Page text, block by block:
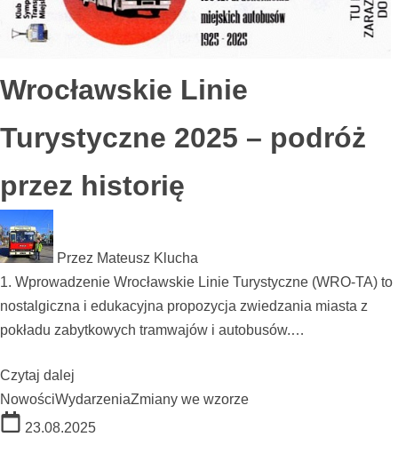
Wrocławskie Linie
Turystyczne 2025 – podróż
przez historię
Przez Mateusz Klucha
1. Wprowadzenie Wrocławskie Linie Turystyczne (WRO-TA) to
nostalgiczna i edukacyjna propozycja zwiedzania miasta z
pokładu zabytkowych tramwajów i autobusów.…
Czytaj dalej
NowościWydarzeniaZmiany we wzorze
23.08.2025